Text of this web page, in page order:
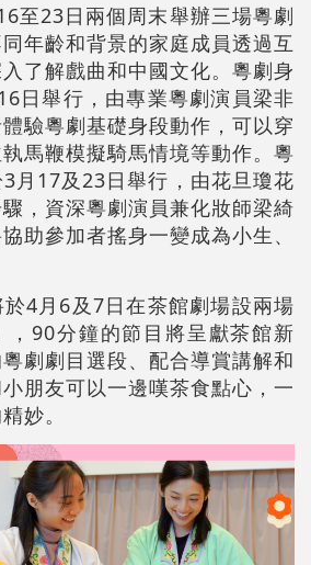
至23日兩個周末舉辦三場粵劇
年齡和背景的家庭成員透過互
了解戲曲和中國文化。粵劇身
日舉行，由專業粵劇演員梁非
驗粵劇基礎身段動作，可以穿
馬鞭模擬騎馬情境等動作。粵
月17及23日舉行，由花旦瓊花
，資深粵劇演員兼化妝師梁綺
助參加者搖身一變成為小生、
4月6及7日在茶館劇場設兩場
，90分鐘的節目將呈獻茶館新
劇劇目選段、配合導賞講解和
朋友可以一邊嘆茶食點心，一
妙。